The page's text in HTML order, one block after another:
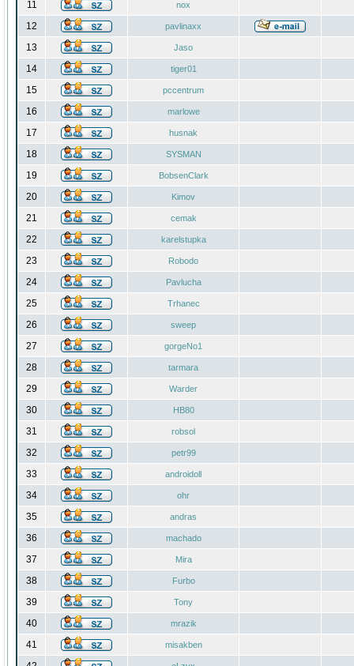
11 nox
12 pavlinaxx
13 Jaso
14 tiger01
15 pccentrum
16 marlowe
17 husnak
18 SYSMAN
19 BobsenClark
20 Kimov
21 cemak
22 karelstupka
23 Robodo
24 Pavlucha
25 Trhanec
26 sweep
27 gorgeNo1
28 tarmara
29 Warder
30 HB80
31 robsol
32 petr99
33 androidoll
34 ohr
35 andras
36 machado
37 Mira
38 Furbo
39 Tony
40 mrazik
41 misakben